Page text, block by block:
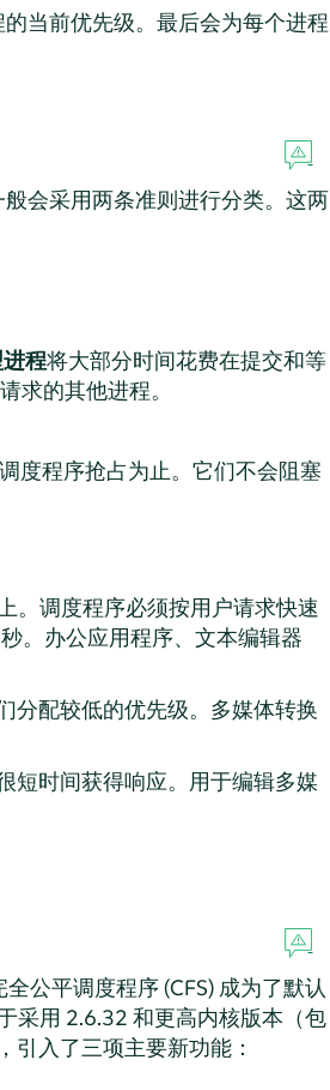
当前优先级。最后会为每个进程
会采用两条准则进行分类。这两
程将大部分时间花费在提交和等
求的其他进程。
度程序抢占为止。它们不会阻塞
。调度程序必须按用户请求快速
。办公应用程序、文本编辑器
分配较低的优先级。多媒体转换
短时间获得响应。用于编辑多媒
公平调度程序 (CFS) 成为了默认
采用 2.6.32 和更高内核版本（包
引入了三项主要新功能：